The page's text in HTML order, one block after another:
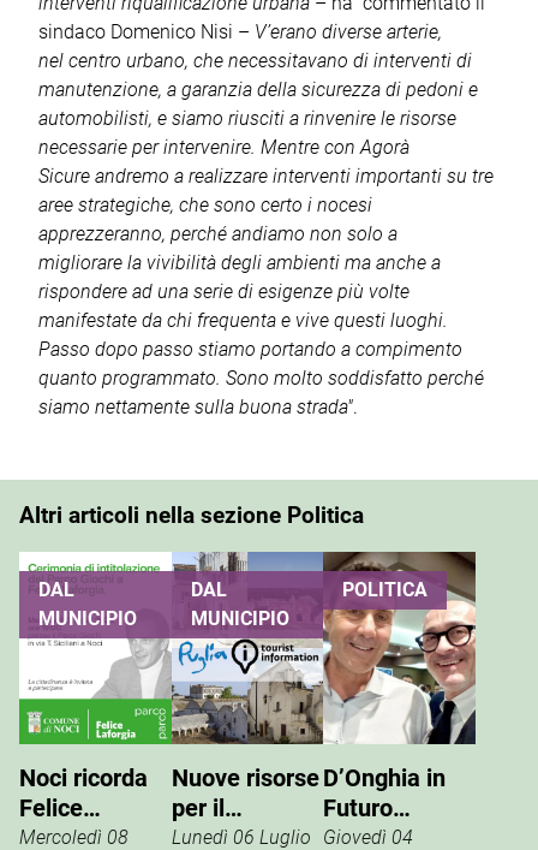
sindaco Domenico Nisi – V’erano diverse arterie,
nel centro urbano, che necessitavano di interventi di
manutenzione, a garanzia della sicurezza di pedoni e
automobilisti, e siamo riusciti a rinvenire le risorse
necessarie per intervenire. Mentre con Agorà
Sicure andremo a realizzare interventi importanti su tre
aree strategiche, che sono certo i nocesi
apprezzeranno, perché andiamo non solo a
migliorare la vivibilità degli ambienti ma anche a
rispondere ad una serie di esigenze più volte
manifestate da chi frequenta e vive questi luoghi.
Passo dopo passo stiamo portando a compimento
quanto programmato. Sono molto soddisfatto perché
siamo nettamente sulla buona strada".
Altri articoli nella sezione Politica
DAL
MUNICIPIO
Noci ricorda
Felice
Laforgia, il
Mercoledì 08
DAL
MUNICIPIO
Nuove risorse
per il
potenziamento
Lunedì 06 Luglio
POLITICA
D’Onghia in
Futuro
Nazionale:
Giovedì 04